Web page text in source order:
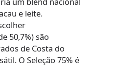
e leite.
50,7%) são
de Costa do
O Seleção 75% é